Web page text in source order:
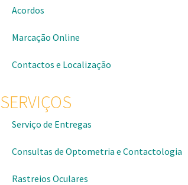
Acordos
Marcação Online
Contactos e Localização
SERVIÇOS
Serviço de Entregas
Consultas de Optometria e Contactologia​
Rastreios Oculares